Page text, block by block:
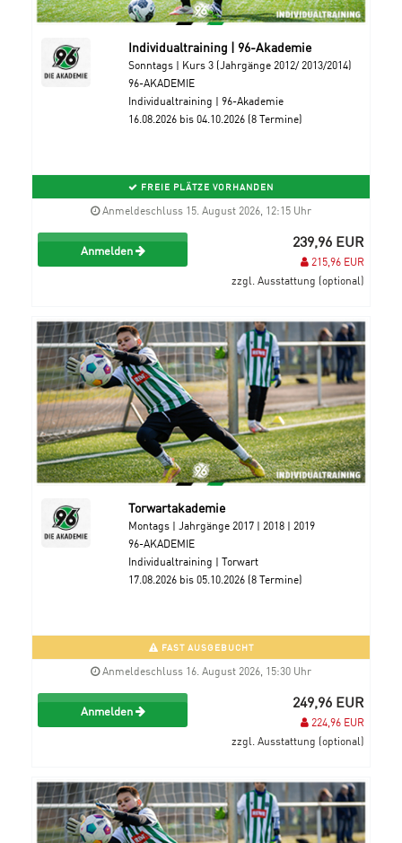
Individualtraining | 96-Akademie
Sonntags | Kurs 3 (Jahrgänge 2012/ 2013/2014)
96-AKADEMIE
Individualtraining | 96-Akademie
16.08.2026 bis 04.10.2026 (8 Termine)
FREIE PLÄTZE VORHANDEN
Anmeldeschluss 15. August 2026, 12:15 Uhr
Anmelden 239,96 EUR
215,96 EUR
zzgl. Ausstattung (optional)
Torwartakademie
Montags | Jahrgänge 2017 | 2018 | 2019
96-AKADEMIE
Individualtraining | Torwart
17.08.2026 bis 05.10.2026 (8 Termine)
FAST AUSGEBUCHT
Anmeldeschluss 16. August 2026, 15:30 Uhr
Anmelden 249,96 EUR
224,96 EUR
zzgl. Ausstattung (optional)